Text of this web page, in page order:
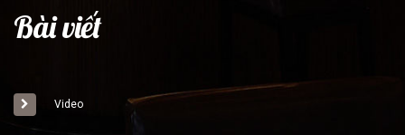
Bài viết
Video